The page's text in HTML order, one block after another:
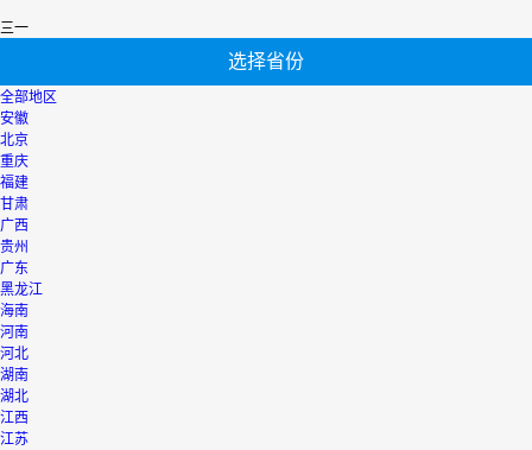
三一
选择省份
全部地区
安徽
北京
重庆
福建
甘肃
广西
贵州
广东
黑龙江
海南
河南
河北
湖南
湖北
江西
江苏